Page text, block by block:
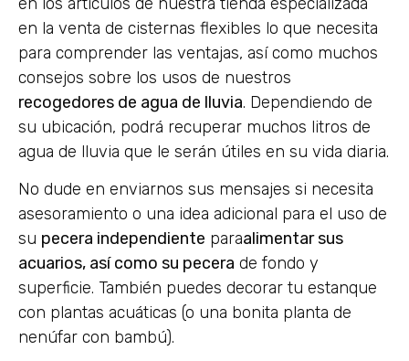
en la venta de cisternas flexibles lo que necesita
para comprender las ventajas, así como muchos
consejos sobre los usos de nuestros
recogedores de agua de lluvia. Dependiendo de
su ubicación, podrá recuperar muchos litros de
agua de lluvia que le serán útiles en su vida diaria.
No dude en enviarnos sus mensajes si necesita
asesoramiento o una idea adicional para el uso de
su pecera independiente paraalimentar sus
acuarios, así como su pecera de fondo y
superficie. También puedes decorar tu estanque
con plantas acuáticas (o una bonita planta de
nenúfar con bambú).